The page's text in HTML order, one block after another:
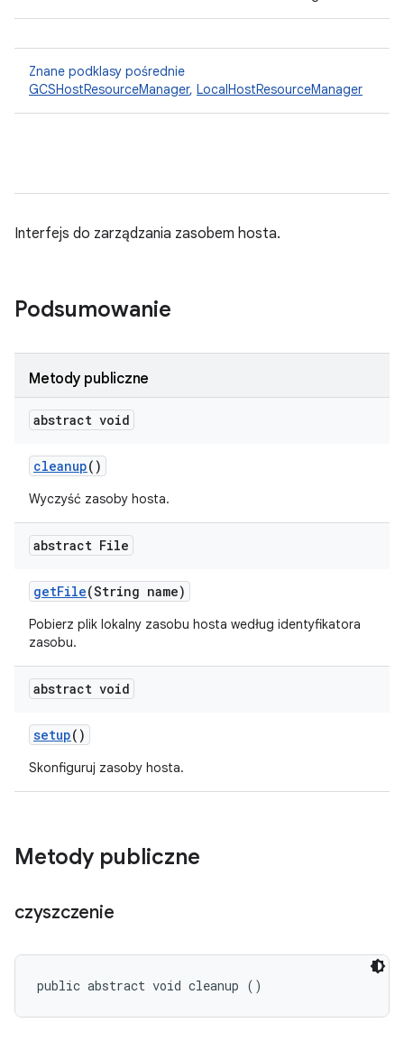
Znane podklasy pośrednie
GCSHostResourceManager, LocalHostResourceManager
Interfejs do zarządzania zasobem hosta.
Podsumowanie
Metody publiczne
abstract void
cleanup()
Wyczyść zasoby hosta.
abstract File
getFile(String name)
Pobierz plik lokalny zasobu hosta według identyfikatora
zasobu.
abstract void
setup()
Skonfiguruj zasoby hosta.
Metody publiczne
czyszczenie
public abstract void cleanup ()